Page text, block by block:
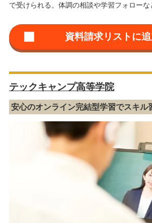
で受けられる。体調の相談や学習フォローな
テックキャンプ高等学院
安心のオンライン完結型学習でスキル